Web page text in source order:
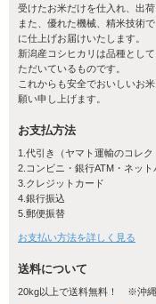
新潟産コシヒカ
大河が育んだ土壌
新潟県の水田は、新潟県
長年に渡り上流から運ん
の土壌は米作りに必要な
肥料を与える必要がなく
土壌となります。米づく
育つ新潟米は、山々に囲
地の恵みそのものなので
受けたお米だけを仕入れ、出荷
また、優れた機械、精米技術
に仕上げお届けいたします。
新潟産コシヒカリは品種とし
ただいているものです。
これからも安全でおいしいお
願い申し上げます。
お支払方法
1.代引き（ヤマト運輸のコレク
2.コンビニ・銀行ATM・ネッ
3.クレジットカード
4.銀行振込
5.郵便振替
お支払い方法を詳しく見る
送料について
20kg以上で送料無料！ ※沖縄